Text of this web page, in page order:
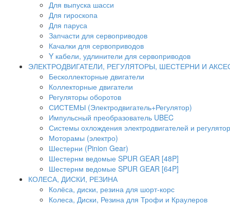
Для выпуска шасси
Для гироскопа
Для паруса
Запчасти для сервоприводов
Качалки для сервоприводов
Y кабели, удлинители для сервоприводов
ЭЛЕКТРОДВИГАТЕЛИ, РЕГУЛЯТОРЫ, ШЕСТЕРНИ И
Бесколлекторные двигатели
Коллекторные двигатели
Регуляторы оборотов
СИСТЕМЫ (Электродвигатель+Регулятор)
Импульсный преобразователь UBEC
Системы охлождения электродвигателей и
Моторамы (электро)
Шестерни (Pinion Gear)
Шестернм ведомые SPUR GEAR [48P]
Шестернм ведомые SPUR GEAR [64P]
КОЛЕСА, ДИСКИ, РЕЗИНА
Колёса, диски, резина для шорт-корс
Колеса, Диски, Резина для Трофи и Краулеров